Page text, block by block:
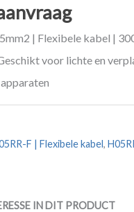
| Flexibele kabel |
voor lichte en
F | Flexibele kabel,
IN DIT PRODUCT